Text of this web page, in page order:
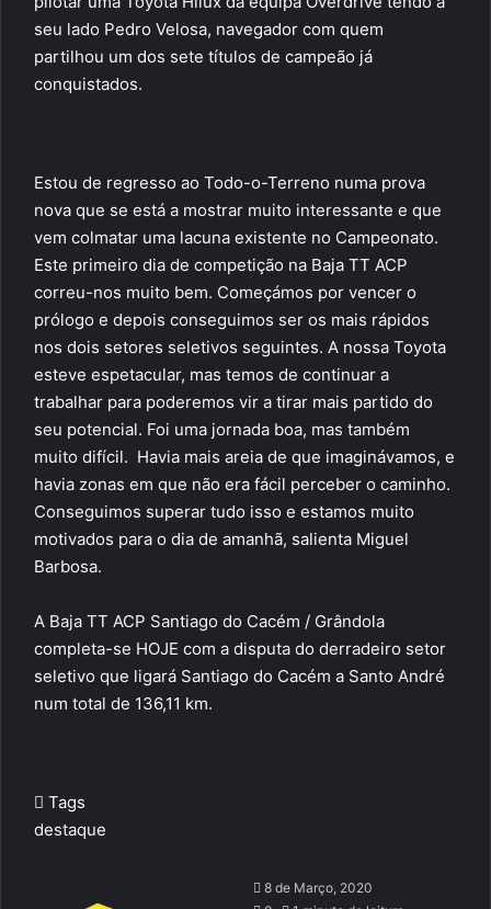
seu lado Pedro Velosa, navegador com quem
partilhou um dos sete títulos de campeão já
conquistados.
Estou de regresso ao Todo-o-Terreno numa prova
nova que se está a mostrar muito interessante e que
vem colmatar uma lacuna existente no Campeonato.
Este primeiro dia de competição na Baja TT ACP
correu-nos muito bem. Começámos por vencer o
prólogo e depois conseguimos ser os mais rápidos
nos dois setores seletivos seguintes. A nossa Toyota
esteve espetacular, mas temos de continuar a
trabalhar para poderemos vir a tirar mais partido do
seu potencial. Foi uma jornada boa, mas também
muito difícil. Havia mais areia de que imaginávamos, e
havia zonas em que não era fácil perceber o caminho.
Conseguimos superar tudo isso e estamos muito
motivados para o dia de amanhã, salienta Miguel
Barbosa.
A Baja TT ACP Santiago do Cacém / Grândola
completa-se HOJE com a disputa do derradeiro setor
seletivo que ligará Santiago do Cacém a Santo André
num total de 136,11 km.
Tags
destaque
Send8 de Março, 2020